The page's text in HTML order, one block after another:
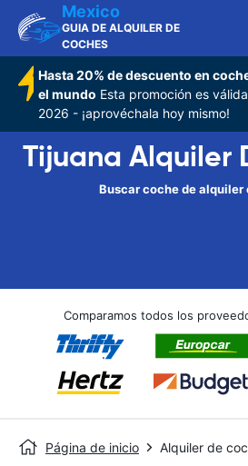
Mexico
GUIA DE ALQUILER DE
COCHES
Hasta 20% de descuento en
el mundo Esta promoción es
2026 - ¡aprovéchala hoy mismo!
Tijuana Alquiler
Buscar coche de alquiler
Comparamos todos los
Página de inicio Alquiler de